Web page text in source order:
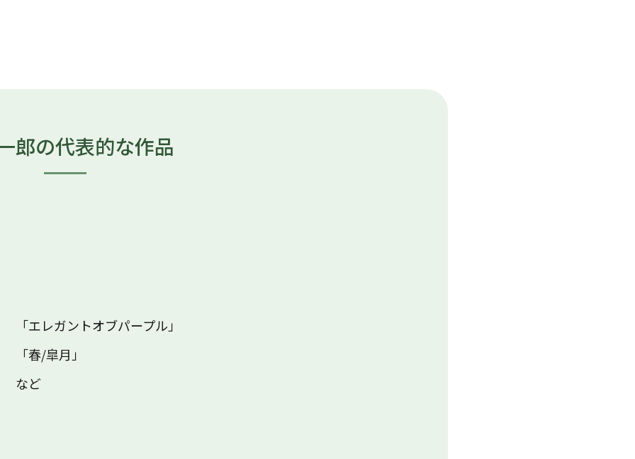
郎の代表的な作品
「エレガントオブパープル」
「春/皐月」
など